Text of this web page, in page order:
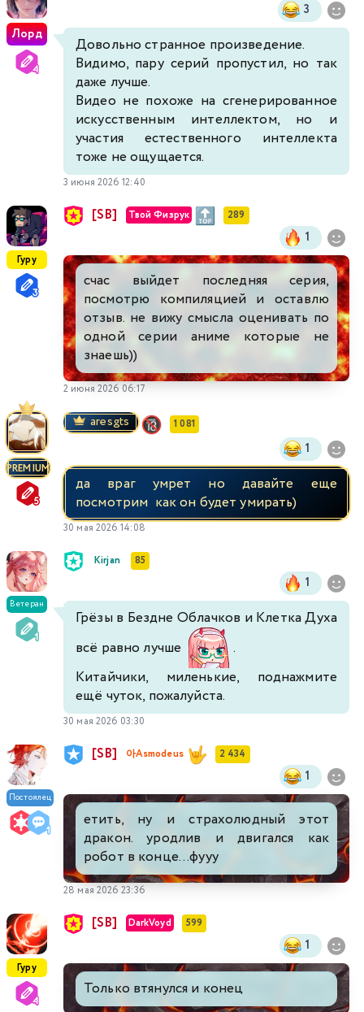
Лорд
3
Довольно странное произведение.
Видимо, пару серий пропустил, но так
даже лучше.
Видео не похоже на сгенерированное
искусственным интеллектом, но и
участия естественного интеллекта
тоже не ощущается.
3 июня 2026 12:40
Гуру
[SB] Твой Физрук 289
1
счас выйдет последняя серия,
посмотрю компиляцией и оставлю
отзыв. не вижу смысла оценивать по
одной серии аниме которые не
знаешь))
2 июня 2026 06:17
PREMIUM
aresgts 1 081
1
да враг умрет но давайте еще
посмотрим как он будет умирать)
30 мая 2026 14:08
Ветеран
Kirjan 85
1
Грёзы в Бездне Облачков и Клетка Духа
всё равно лучше
.
Китайчики, миленькие, поднажмите
ещё чуток, пожалуйста.
30 мая 2026 03:30
Постоялец
[SB] 아Asmodeus 2 434
1
етить, ну и страхолюдный этот
дракон. уродлив и двигался как
робот в конце...фууу
28 мая 2026 23:36
Гуру
[SB] DarkVoyd 599
1
Только втянулся и конец